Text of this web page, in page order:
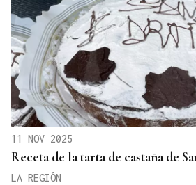
11 NOV 2025
Receta de la tarta de castaña de
LA REGIÓN